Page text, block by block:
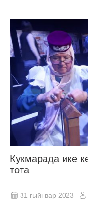
Кукмарада ике
тота
31 гыйнвар 2023